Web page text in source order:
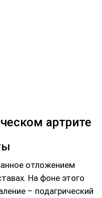
артрите
отложением
На фоне этого
– подагрический